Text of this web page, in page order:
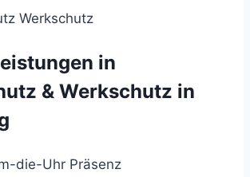
in
& Werkschutz in
die-Uhr Präsenz